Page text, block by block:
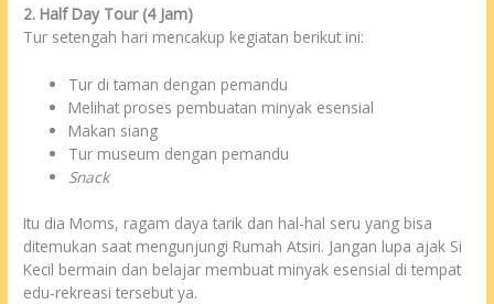
2. Half Day Tour (4 Jam)
Tur setengah hari mencakup kegiatan berikut ini:
Tur di taman dengan pemandu
Melihat proses pembuatan minyak esensial
Makan siang
Tur museum dengan pemandu
Snack
Itu dia Moms, ragam daya tarik dan hal-hal seru yang bisa
ditemukan saat mengunjungi Rumah Atsiri. Jangan lupa ajak Si
Kecil bermain dan belajar membuat minyak esensial di tempat
edu-rekreasi tersebut ya.